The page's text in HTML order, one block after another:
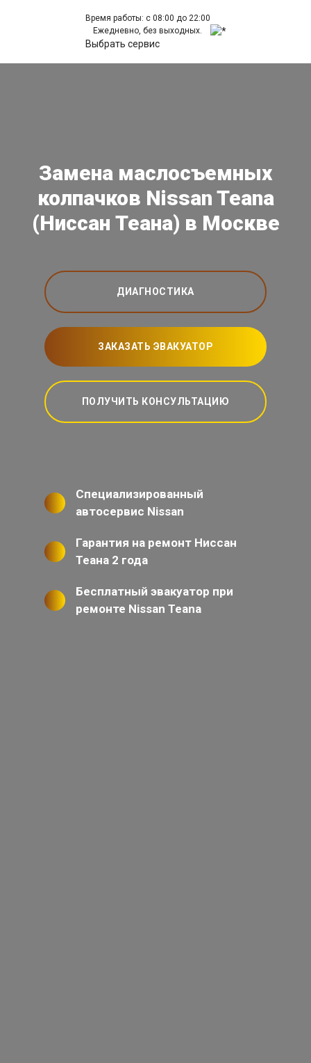
Время работы: с 08:00 до 22:00
Ежедневно, без выходных.
Выбрать сервис
Замена маслосъемных
колпачков Nissan Teana
(Ниссан Теана) в Москве
ДИАГНОСТИКА
ЗАКАЗАТЬ ЭВАКУАТОР
ПОЛУЧИТЬ КОНСУЛЬТАЦИЮ
Специализированный
автосервис Nissan
Гарантия на ремонт Ниссан
Теана 2 года
Бесплатный эвакуатор при
ремонте Nissan Teana